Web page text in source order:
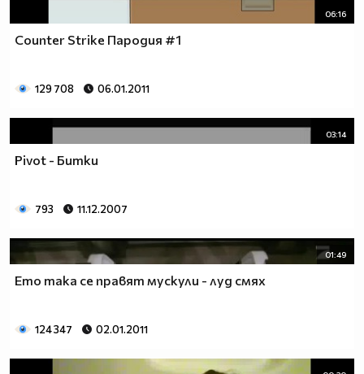
06:16
Counter Strike Пародия #1
129 708 06.01.2011
03:14
Pivot - Битки
793 11.12.2007
01:49
Ето така се правят мускули - луд смях
124 347 02.01.2011